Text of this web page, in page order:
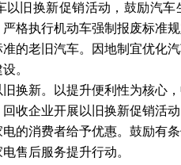
以旧换新促销活动，鼓励汽
格执行机动车强制报废标准
的老旧汽车。因地制宜优化
。
新。以提升便利性为核心，
收企业开展以旧换新促销活
的消费者给予优惠。鼓励有
售后服务提升行动。